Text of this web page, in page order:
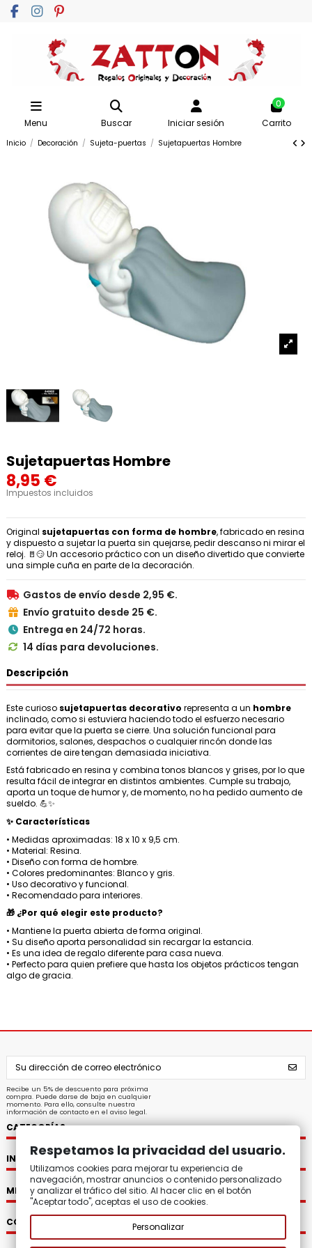
Menu Buscar Iniciar sesión
0
Carrito
Inicio Decoración Sujeta-puertas Sujetapuertas Hombre
Sujetapuertas Hombre
8,95 €
Impuestos incluidos
Original sujetapuertas con forma de hombre, fabricado en resina
y dispuesto a sujetar la puerta sin quejarse, pedir descanso ni mirar el
reloj. 🚪😏 Un accesorio práctico con un diseño divertido que convierte
una simple cuña en parte de la decoración.
 Gastos de envío desde 2,95 €.
 Envío gratuito desde 25 €.
 Entrega en 24/72 horas.
 14 días para devoluciones.
Descripción
Este curioso sujetapuertas decorativo representa a un hombre
inclinado, como si estuviera haciendo todo el esfuerzo necesario
para evitar que la puerta se cierre. Una solución funcional para
dormitorios, salones, despachos o cualquier rincón donde las
corrientes de aire tengan demasiada iniciativa.
Está fabricado en resina y combina tonos blancos y grises, por lo que
resulta fácil de integrar en distintos ambientes. Cumple su trabajo,
aporta un toque de humor y, de momento, no ha pedido aumento de
sueldo. 💪✨
✨ Características
• Medidas aproximadas: 18 x 10 x 9,5 cm.
• Material: Resina.
• Diseño con forma de hombre.
• Colores predominantes: Blanco y gris.
• Uso decorativo y funcional.
• Recomendado para interiores.
🎁 ¿Por qué elegir este producto?
• Mantiene la puerta abierta de forma original.
• Su diseño aporta personalidad sin recargar la estancia.
• Es una idea de regalo diferente para casa nueva.
• Perfecto para quien prefiere que hasta los objetos prácticos tengan
algo de gracia.
Recibe un 5% de descuento para próxima
compra. Puede darse de baja en cualquier
momento. Para ello, consulte nuestra
información de contacto en el aviso legal.
CATEGORÍAS
INFORMACIÓN
MI CUENTA
CONTACTO
Respetamos la privacidad del usuario.
Utilizamos cookies para mejorar tu experiencia de
navegación, mostrar anuncios o contenido personalizado
y analizar el tráfico del sitio. Al hacer clic en el botón
"Aceptar todo", aceptas el uso de cookies.
Personalizar